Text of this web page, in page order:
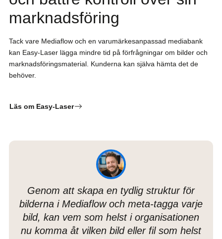
marknadsföring
Tack vare Mediaflow och en varumärkesanpassad mediabank
kan Easy-Laser lägga mindre tid på förfrågningar om bilder och
marknadsföringsmaterial. Kunderna kan själva hämta det de
behöver.
Läs om Easy-Laser
Genom att skapa en tydlig struktur för
bilderna i Mediaflow och meta-tagga varje
bild, kan vem som helst i organisationen
nu komma åt vilken bild eller fil som helst